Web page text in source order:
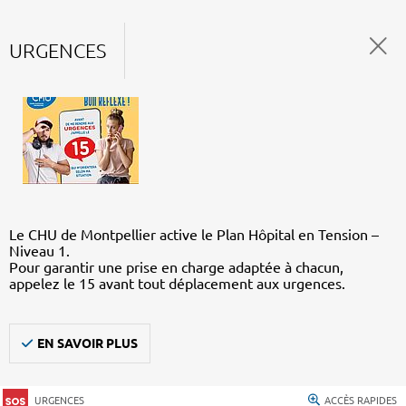
URGENCES
Le CHU de Montpellier active le Plan Hôpital en Tension –
Niveau 1.
Pour garantir une prise en charge adaptée à chacun,
appelez le 15 avant tout déplacement aux urgences.
EN SAVOIR PLUS
URGENCES ACCÈS RAPIDES